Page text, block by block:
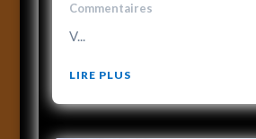
Commentaires
V...
LIRE PLUS